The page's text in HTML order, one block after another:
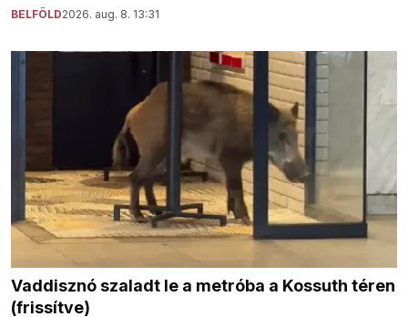
BELFÖLD2026. aug. 8. 13:31
Vaddisznó szaladt le a metróba a Kossuth téren
(frissítve)